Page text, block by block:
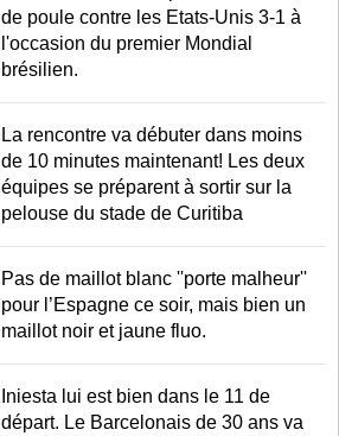
de poule contre les Etats-Unis 3-1 à
l'occasion du premier Mondial
brésilien.
La rencontre va débuter dans moins
de 10 minutes maintenant! Les deux
équipes se préparent à sortir sur la
pelouse du stade de Curitiba
Pas de maillot blanc ''porte malheur''
pour l’Espagne ce soir, mais bien un
maillot noir et jaune fluo.
Iniesta lui est bien dans le 11 de
départ. Le Barcelonais de 30 ans va